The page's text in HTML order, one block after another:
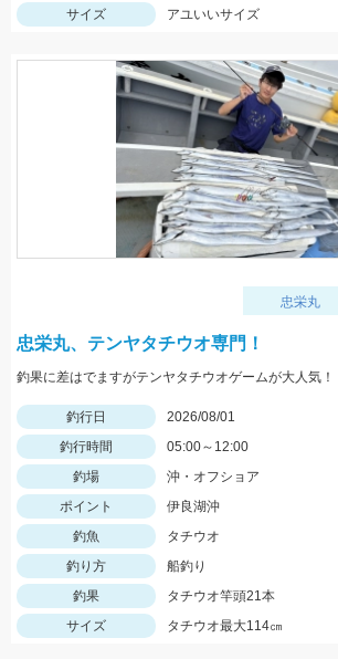
サイズ
アユいいサイズ
忠栄丸
忠栄丸、テンヤタチウオ専門！
釣果に差はでますがテンヤタチウオゲームが大人気！
釣行日
2026/08/01
釣行時間
05:00～12:00
釣場
沖・オフショア
ポイント
伊良湖沖
釣魚
タチウオ
釣り方
船釣り
釣果
タチウオ竿頭21本
サイズ
タチウオ最大114㎝